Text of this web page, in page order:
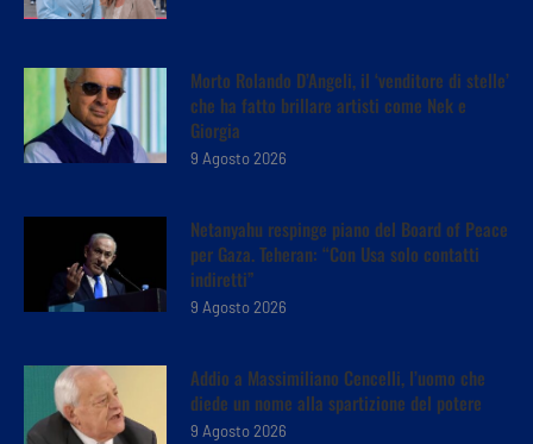
Morto Rolando D’Angeli, il ‘venditore di stelle’
che ha fatto brillare artisti come Nek e
Giorgia
9 Agosto 2026
Netanyahu respinge piano del Board of Peace
per Gaza. Teheran: “Con Usa solo contatti
indiretti”
9 Agosto 2026
Addio a Massimiliano Cencelli, l’uomo che
diede un nome alla spartizione del potere
9 Agosto 2026